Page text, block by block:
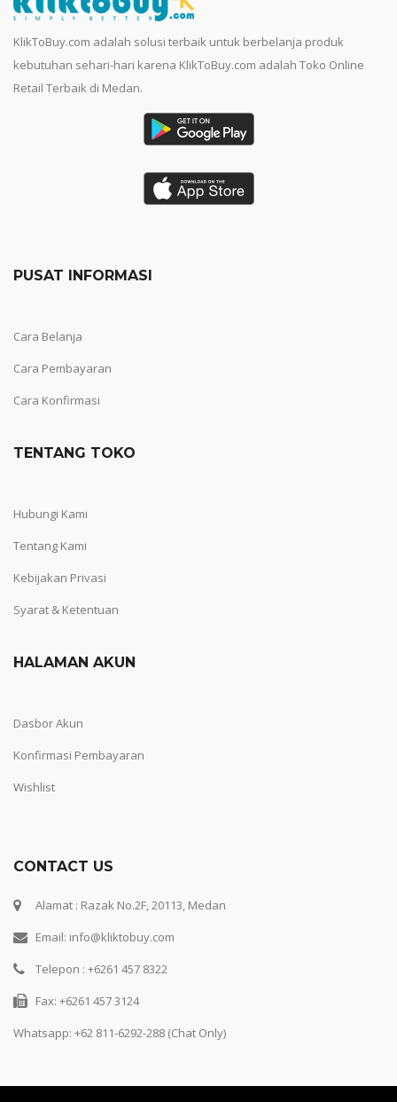
KlikToBuy.com adalah solusi terbaik untuk berbelanja produk
kebutuhan sehari-hari karena KlikToBuy.com adalah Toko Online
Retail Terbaik di Medan.
PUSAT INFORMASI
Cara Belanja
Cara Pembayaran
Cara Konfirmasi
TENTANG TOKO
Hubungi Kami
Tentang Kami
Kebijakan Privasi
Syarat & Ketentuan
HALAMAN AKUN
Dasbor Akun
Konfirmasi Pembayaran
Wishlist
CONTACT US
Alamat : Razak No.2F, 20113, Medan
Email: info@kliktobuy.com
Telepon : +6261 457 8322
Fax: +6261 457 3124
Whatsapp: +62 811-6292-288 (Chat Only)